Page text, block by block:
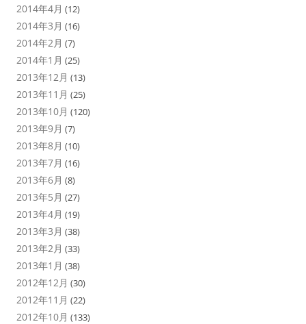
2014年4月 (12)
2014年3月 (16)
2014年2月 (7)
2014年1月 (25)
2013年12月 (13)
2013年11月 (25)
2013年10月 (120)
2013年9月 (7)
2013年8月 (10)
2013年7月 (16)
2013年6月 (8)
2013年5月 (27)
2013年4月 (19)
2013年3月 (38)
2013年2月 (33)
2013年1月 (38)
2012年12月 (30)
2012年11月 (22)
2012年10月 (133)